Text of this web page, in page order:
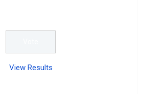
View Results